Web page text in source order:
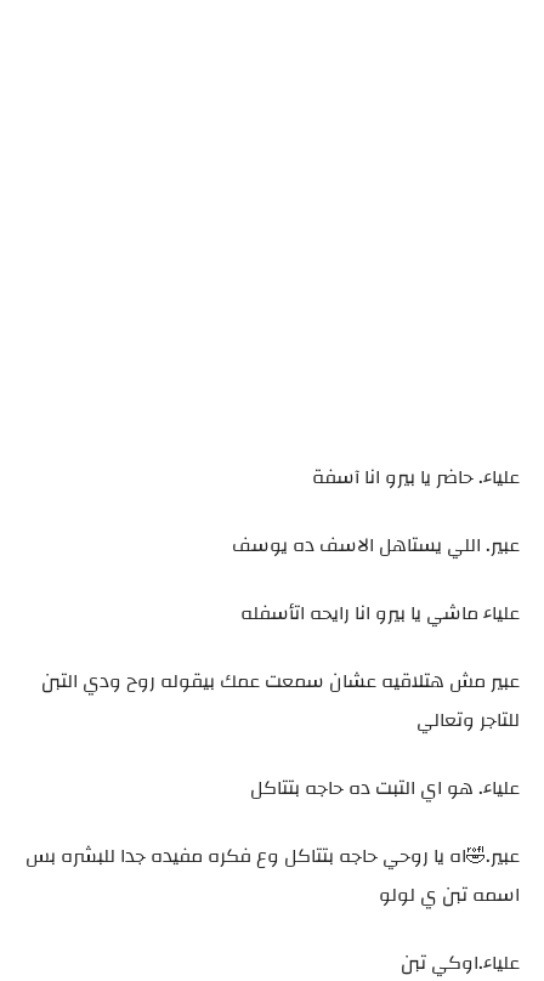
علياء. حاضر يا بيرو انا آسفة
عبير. اللي يستاهل الاسف ده يوسف
علياء ماشي يا بيرو انا رايحه اتأسفله
عبير مش هتلاقيه عشان سمعت عمك بيقوله روح ودي التبن
للتاجر وتعالي
علياء. هو اي التبت ده حاجه بتتاكل
عبير.🤣اه يا روحي حاجه بتتاكل وع فكره مفيده جدا للبشره بس
اسمه تبن ي لولو
علياء.اوكي تبن